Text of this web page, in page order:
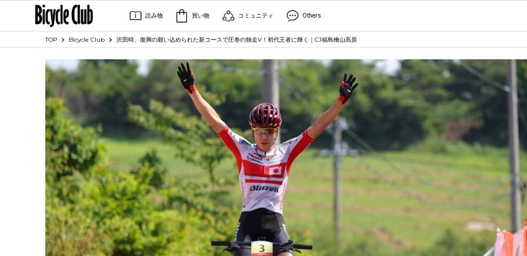
読み物 買い物 コミュニティ Others
TOP Bicycle Club 沢田時、復興の願い込められた新コースで圧巻の独走V！初代王者に輝く｜CJ福島檜山高原